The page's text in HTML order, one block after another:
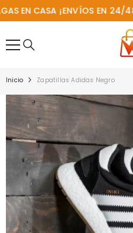
SALTAR AL CONTENIDO
EN CASA ¡ENVÍOS EN 24/48H!
Inicio Zapatillas Adidas Negro